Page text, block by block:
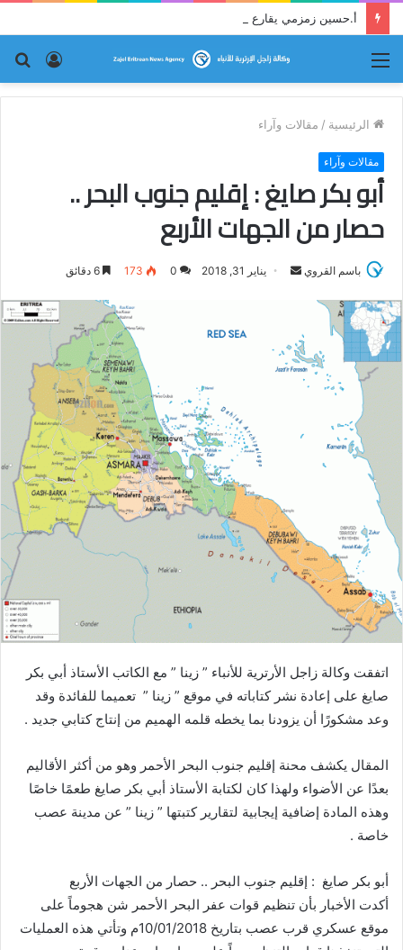
أ.حسين زمزمي يقارع النظام حجة بحجة
تسجيل
الدخول
الرئيسية / مقالات وآراء
مقالات وآراء
أبو بكر صايغ : إقليم جنوب البحر ..
حصار من الجهات الأربع
باسم القروي
ك
ت
ر
و
ن
ي
ا
يناير 31, 2018 0
173
اتفقت وكالة زاجل الأرترية للأنباء ” زينا ” مع الكاتب الأستاذ أبي بكر
صايغ على إعادة نشر كتاباته في موقع ” زينا ” تعميما للفائدة وقد
وعد مشكورًا أن يزودنا بما يخطه قلمه الهميم من إنتاج كتابي جديد .
المقال يكشف محنة إقليم جنوب البحر الأحمر وهو من أكثر الأقاليم
بعدًا عن الأضواء ولهذا كان لكتابة الأستاذ أبي بكر صايغ طعمًا خاصًا
وهذه المادة إضافية إيجابية لتقارير كتبتها ” زينا ” عن مدينة عصب
خاصة .
أبو بكر صايغ : إقليم جنوب البحر .. حصار من الجهات الأربع
أكدت الأخبار بأن تنظيم قوات عفر البحر الأحمر شن هجوماً على
موقع عسكري قرب عصب بتاريخ 10/01/2018م وتأتي هذه العمليات